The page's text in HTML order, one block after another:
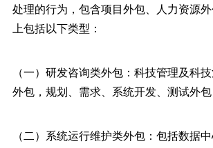
处理的行为，包含项目外包、人力资源
上包括以下类型：
（一）研发咨询类外包：科技管理及科
外包，规划、需求、系统开发、测试外包
（二）系统运行维护类外包：包括数据